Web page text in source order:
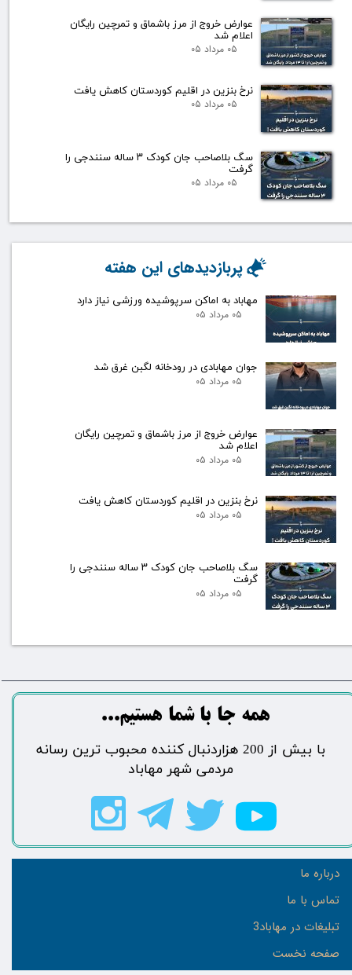
عوارض خروج از مرز باشماق و تمرچین رایگان
اعلام شد
۰۵ مرداد ۰۵
نرخ بنزین در اقلیم کوردستان کاهش یافت
۰۵ مرداد ۰۵
سگ بلاصاحب جان کودک ۳ ساله سنندجی را
گرفت
۰۵ مرداد ۰۵
مهاباد به اماکن سرپوشیده ورزشی نیاز دارد
۰۵ مرداد ۰۵
جوان مهابادی در رودخانه لگبن غرق شد
۰۵ مرداد ۰۵
عوارض خروج از مرز باشماق و تمرچین رایگان
اعلام شد
۰۵ مرداد ۰۵
نرخ بنزین در اقلیم کوردستان کاهش یافت
۰۵ مرداد ۰۵
سگ بلاصاحب جان کودک ۳ ساله سنندجی را
گرفت
۰۵ مرداد ۰۵
پربازدیدهای این هفته
درباره ما
تماس با ما
تبلیغات در مهاباد3
صفحه نخست
​​​همه جا با شما هستیم...​​​​​​​​​​​​​​
​با بیش از 200 هزاردنبال کننده محبوب ترین رسانه
مردمی شهر مهاباد​​​​​​​​​​​​​​